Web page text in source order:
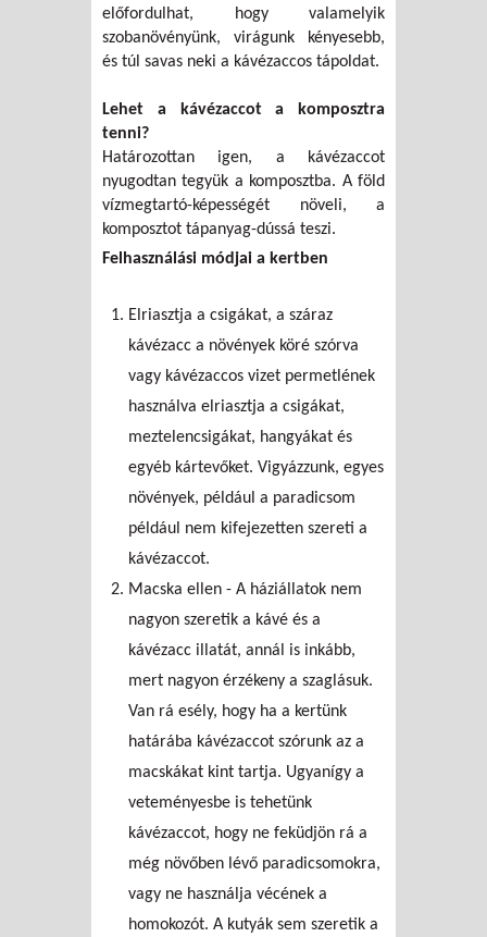
előfordulhat, hogy valamelyik
szobanövényünk, virágunk kényesebb,
és túl savas neki a kávézaccos tápoldat.
Lehet a kávézaccot a komposztra
tenni?
Határozottan igen, a kávézaccot
nyugodtan tegyük a komposztba. A föld
vízmegtartó-képességét növeli, a
komposztot tápanyag-dússá teszi.
Felhasználási módjai a kertben
Elriasztja a csigákat, a száraz
kávézacc a növények köré szórva
vagy kávézaccos vizet permetlének
használva elriasztja a csigákat,
meztelencsigákat, hangyákat és
egyéb kártevőket. Vigyázzunk, egyes
növények, például a paradicsom
például nem kifejezetten szereti a
kávézaccot.
Macska ellen - A háziállatok nem
nagyon szeretik a kávé és a
kávézacc illatát, annál is inkább,
mert nagyon érzékeny a szaglásuk.
Van rá esély, hogy ha a kertünk
határába kávézaccot szórunk az a
macskákat kint tartja. Ugyanígy a
veteményesbe is tehetünk
kávézaccot, hogy ne feküdjön rá a
még növőben lévő paradicsomokra,
vagy ne használja vécének a
homokozót. A kutyák sem szeretik a